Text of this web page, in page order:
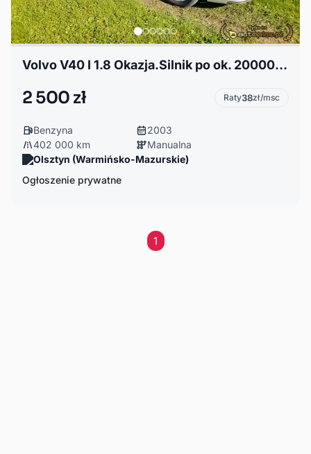
Volvo V40 I 1.8 Okazja.Silnik po ok. 200000 km.
2 500 zł Raty38zł/msc
Benzyna
2003
402 000 km
Manualna
Olsztyn (Warmińsko-Mazurskie)
Ogłoszenie prywatne
1